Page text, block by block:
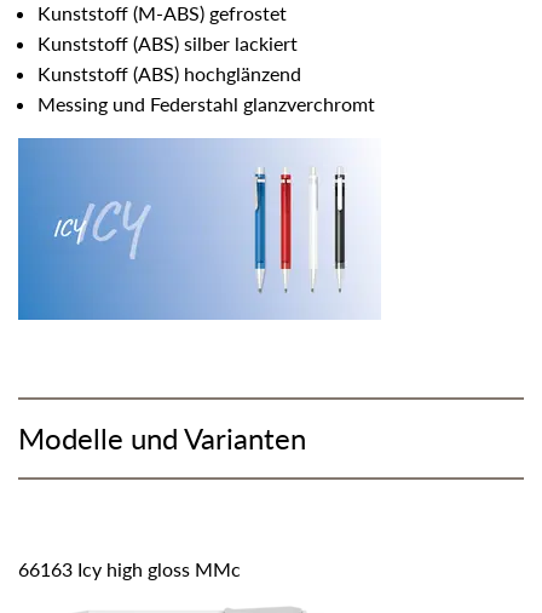
Kunststoff (M-ABS) gefrostet
Kunststoff (ABS) silber lackiert
Kunststoff (ABS) hochglänzend
Messing und Federstahl glanzverchromt
Modelle und Varianten
66163 Icy high gloss MMc